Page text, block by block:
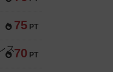
75 PT
70 PT